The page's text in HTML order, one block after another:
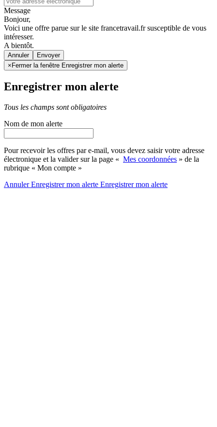
Message
Bonjour,
Voici une offre parue sur le site francetravail.fr susceptible de vous
intéresser.
A bientôt.
Annuler
× Fermer la fenêtre Enregistrer mon alerte
Enregistrer mon alerte
Tous les champs sont obligatoires
Nom de mon alerte
Pour recevoir les offres par e-mail, vous devez saisir votre adresse
électronique et la valider sur la page « Mes coordonnées » de la
rubrique « Mon compte »
AnnulerEnregistrer mon alerte Enregistrermon alerte